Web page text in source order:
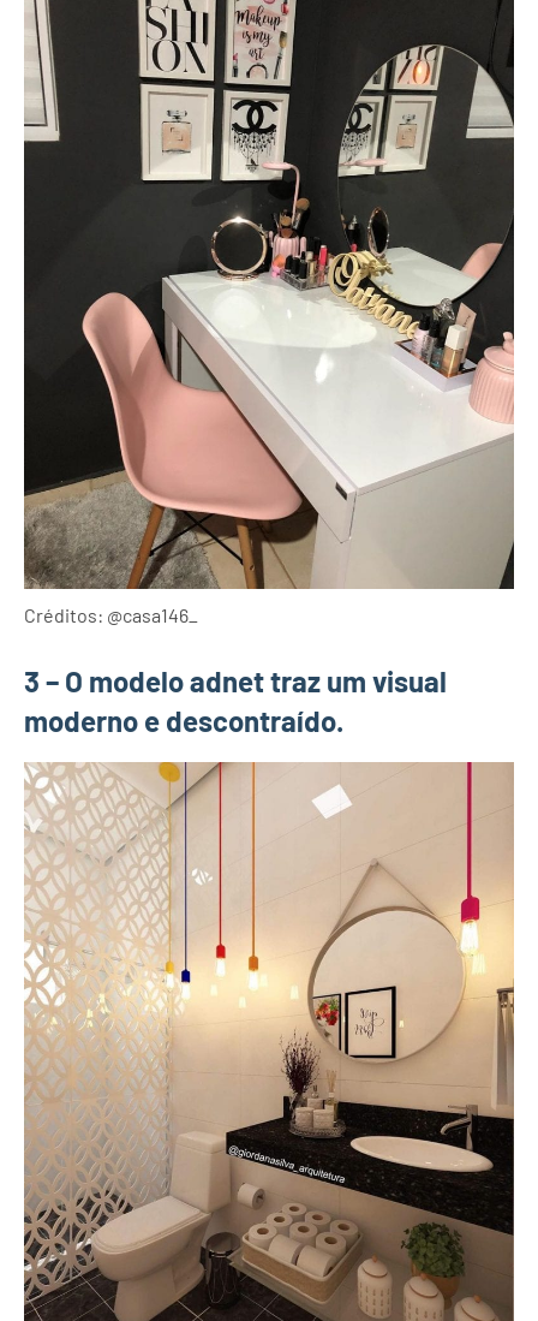
Créditos: @casa146_
3 – O modelo adnet traz um visual
moderno e descontraído.